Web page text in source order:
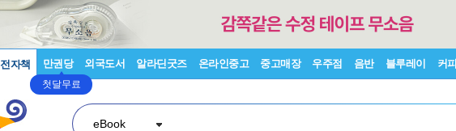
전자책 만권당
첫달무료
외국도서 알라딘굿즈 온라인중고 중고매장 우주점 음반 블루레이 커피
eBook